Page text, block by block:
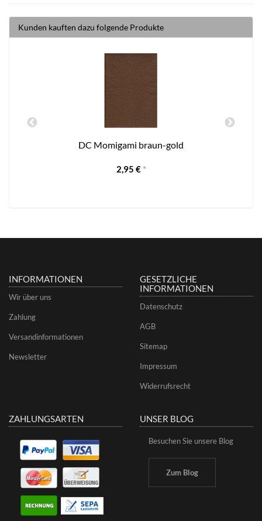
Kunden kauften dazu folgende Produkte
DC Momigami braun-gold
2,95 € *
INFORMATIONEN
Wir über uns
Zahlung
Versandinformationen
Newsletter
GESETZLICHE
INFORMATIONEN
Datenschutz
AGB
Sitemap
Impressum
Widerrufsrecht
ZAHLUNGSARTEN UNSER BLOG
Besuchen Sie unsere Blog
Zum Blog